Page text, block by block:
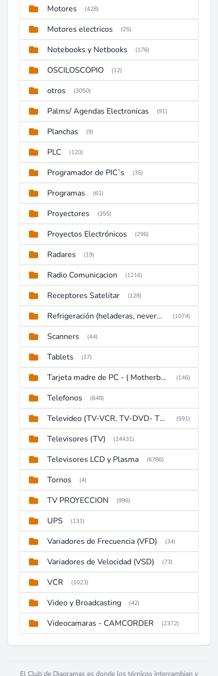
Motores (428)
Motores electricos (25)
Notebooks y Netbooks (176)
OSCILOSCOPIO (12)
otros (3050)
Palms/ Agendas Electronicas (91)
Planchas (9)
PLC (120)
Programador de PIC`s (35)
Programas (61)
Proyectores (355)
Proyectos Electrónicos (296)
Radares (19)
Radio Comunicacion (1216)
Receptores Satelitar (128)
Refrigeración (heladeras, neveras, congeladores) (1074)
Scanners (44)
Tablets (17)
Tarjeta madre de PC - ( Motherboard ) (146)
Telefonos (648)
Televideo (TV-VCR. TV-DVD- TV-DVD-VCR) (591)
Televisores (TV) (24431)
Televisores LCD y Plasma (6786)
Tornos (4)
TV PROYECCION (996)
UPS (131)
Variadores de Frecuencia (VFD) (34)
Variadores de Velocidad (VSD) (73)
VCR (1023)
Video y Broadcasting (42)
Videocamaras - CAMCORDER (2372)
El Club de Diagramas es donde los técnicos intercambian y